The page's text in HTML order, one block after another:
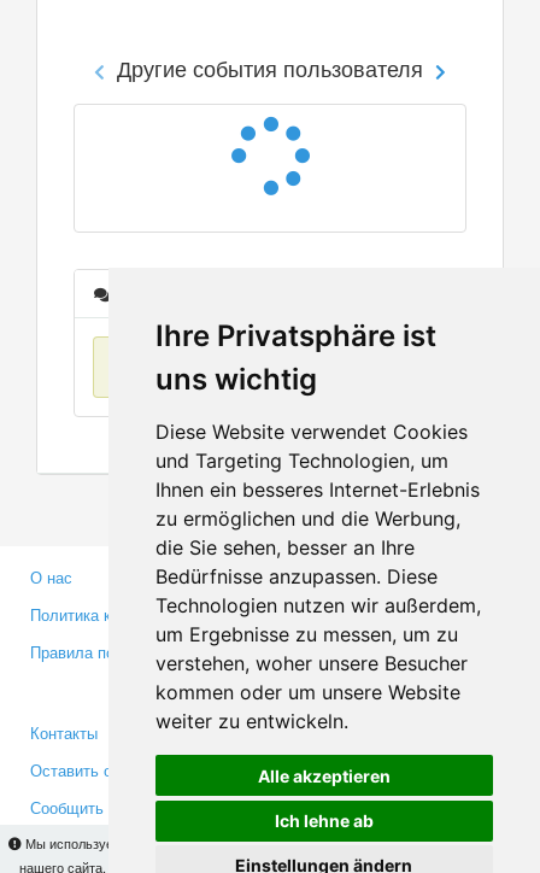
Ihre Privatsphäre ist
uns wichtig
Diese Website verwendet Cookies
und Targeting Technologien, um
Ihnen ein besseres Internet-Erlebnis
zu ermöglichen und die Werbung,
die Sie sehen, besser an Ihre
Bedürfnisse anzupassen. Diese
Technologien nutzen wir außerdem,
um Ergebnisse zu messen, um zu
verstehen, woher unsere Besucher
kommen oder um unsere Website
weiter zu entwickeln.
Alle akzeptieren
Ich lehne ab
Einstellungen ändern
Мы используем cookies для того, чтобы Вы могли использовать весь функционал
нашего сайта. На
Вы сможете узнать подробности и, при желании,
Другие события пользователя
О нас
Политика конфиденциальности
Правила пользования
Партнерам
Инвесторам
Медиа
Контакты
Оставить отзыв
Сообщить об ошибке
Facebook
Twitter
YouTube
Google+